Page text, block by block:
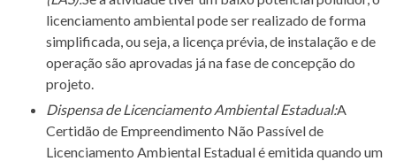
licenciamento ambiental pode ser realizado de forma
simplificada, ou seja, a licença prévia, de instalação e de
operação são aprovadas já na fase de concepção do
projeto.
Dispensa de Licenciamento Ambiental Estadual:A
Certidão de Empreendimento Não Passível de
Licenciamento Ambiental Estadual é emitida quando um